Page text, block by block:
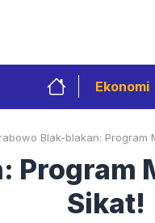
Ekonomi
Blak-blakan: Program
Program
Sikat!